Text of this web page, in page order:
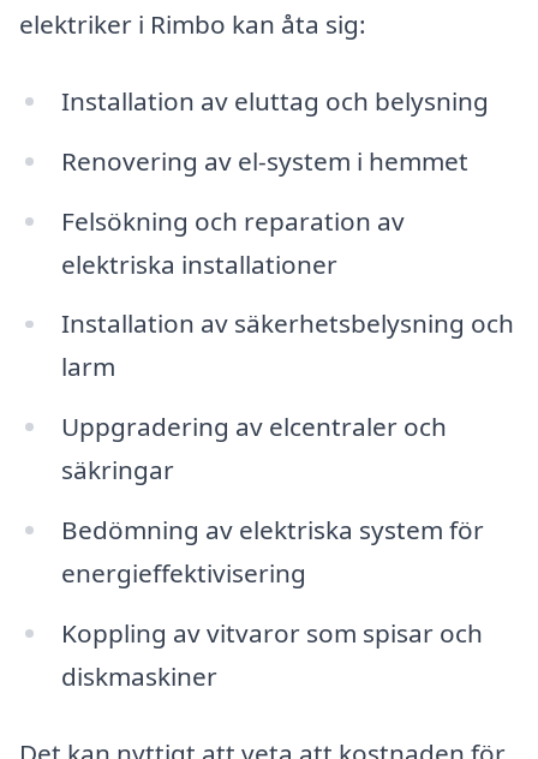
elektriker i Rimbo kan åta sig:
Installation av eluttag och belysning
Renovering av el-system i hemmet
Felsökning och reparation av
elektriska installationer
Installation av säkerhetsbelysning och
larm
Uppgradering av elcentraler och
säkringar
Bedömning av elektriska system för
energieffektivisering
Koppling av vitvaror som spisar och
diskmaskiner